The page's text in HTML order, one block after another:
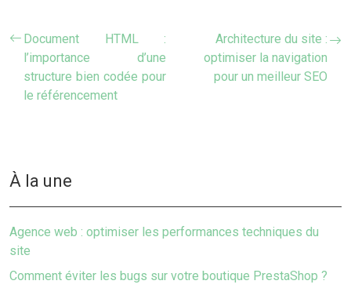
Document HTML :
l’importance d’une
structure bien codée pour
le référencement
Architecture du site :
optimiser la navigation
pour un meilleur SEO
À la une
Agence web : optimiser les performances techniques du
site
Comment éviter les bugs sur votre boutique PrestaShop ?